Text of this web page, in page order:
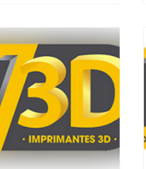
et de produire des
à la demande. En
passage de la
numérique à l'objet
LV3D permet de tester
idées sans risque
d'innover à la vitesse de